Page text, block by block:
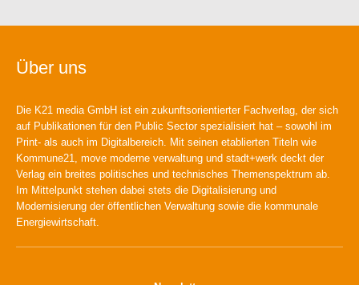
Über uns
Die K21 media GmbH ist ein zukunftsorientierter Fachverlag, der sich
auf Publikationen für den Public Sector spezialisiert hat – sowohl im
Print- als auch im Digitalbereich. Mit seinen etablierten Titeln wie
Kommune21, move moderne verwaltung und stadt+werk deckt der
Verlag ein breites politisches und technisches Themenspektrum ab.
Im Mittelpunkt stehen dabei stets die Digitalisierung und
Modernisierung der öffentlichen Verwaltung sowie die kommunale
Energiewirtschaft.